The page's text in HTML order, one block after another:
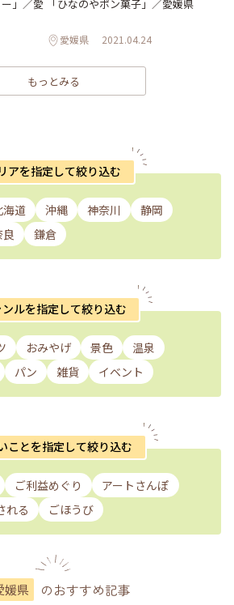
」／愛
「ひなのやポン菓子」／愛媛県
愛媛県 2021.04.24
もっとみる
アを指定して絞り込む
海道 沖縄 神奈川
静岡
良 鎌倉
ンルを指定して絞り込む
おみやげ 景色
温泉
パン 雑貨 イベント
ことを指定して絞り込む
ご利益めぐり
アートさんぽ
れる ごほうび
媛県 のおすすめ記事